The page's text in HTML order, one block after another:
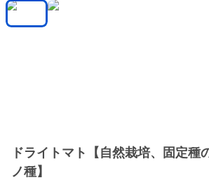
ドライトマト【自然栽培、固定種
ノ種】